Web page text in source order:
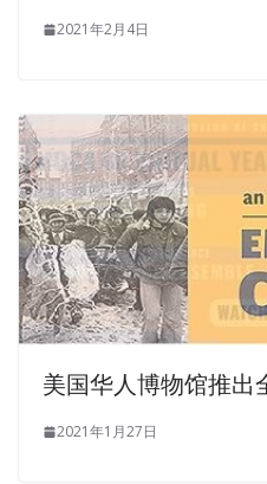
2021年2月4日
美国华人博物馆推出
2021年1月27日